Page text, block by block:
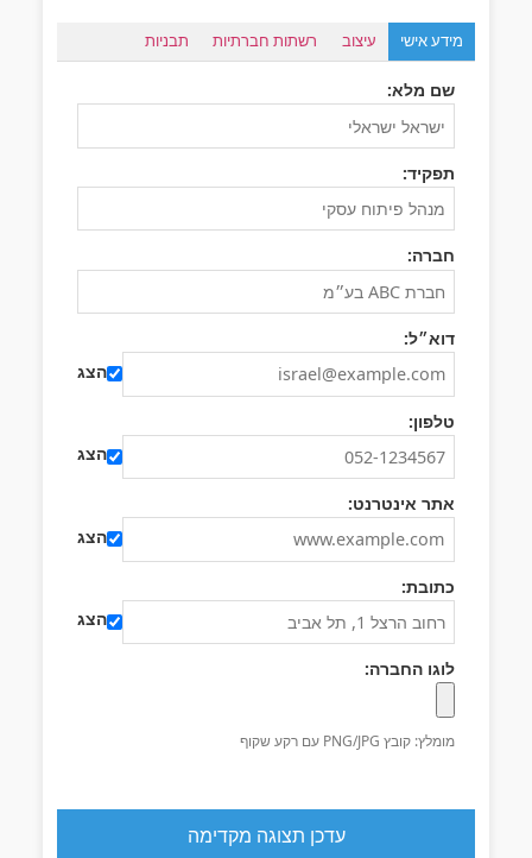
מידע אישי עיצוב רשתות חברתיות תבניות
שם מלא:
תפקיד:
חברה:
דוא״ל:
הצג
טלפון:
הצג
אתר אינטרנט:
הצג
כתובת:
הצג
לוגו החברה:
מומלץ: קובץ PNG/JPG עם רקע שקוף
עדכן תצוגה מקדימה